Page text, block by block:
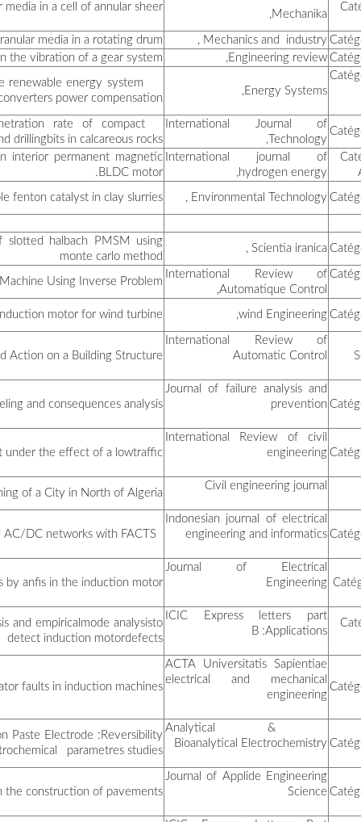
Digital study of the
طيار سمية
The قريقة وفاء
Fractional –order model
Taguchi optimization
خنطوط عبد القادر
An inverse problem
خليفة موسى
بوصوف ابتسام
Multi-objective
بولكزة ابتسام
Firefly Algorithm لعداسية هنية
وناس علي
µ-Synthesis شاكر كريمة
Fire and explosion بخوش سلوى
Comparative موجاري مروة
بوصبيعة بدر الدين
عياشي بلال
طالبي نبيل
Application of the
A رمضان أحمد
Determination of Hg(II) by
حضنين سلمى
بلخضر لبنة